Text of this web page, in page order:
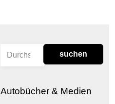
suchen
Autobücher & Medien